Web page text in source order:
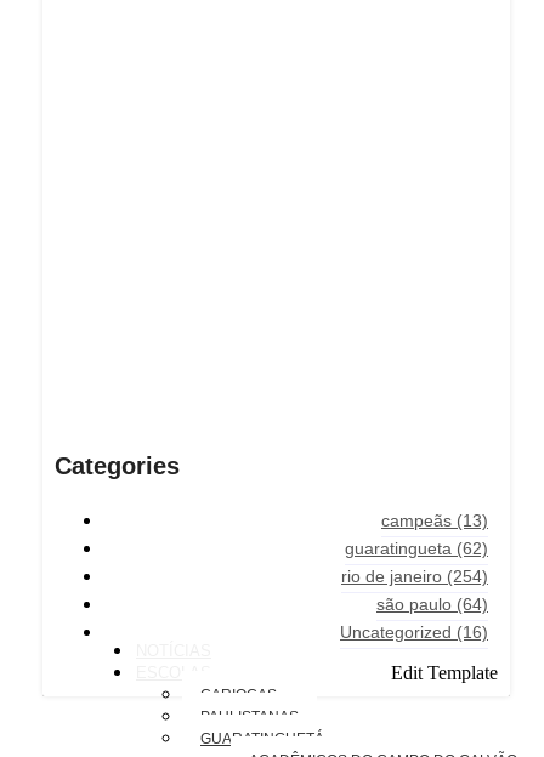
Categories
campeãs (13)
guaratingueta (62)
rio de janeiro (254)
são paulo (64)
Uncategorized (16)
Edit Template
CARIOCAS
PAULISTANAS
GUARATINGUETÁ